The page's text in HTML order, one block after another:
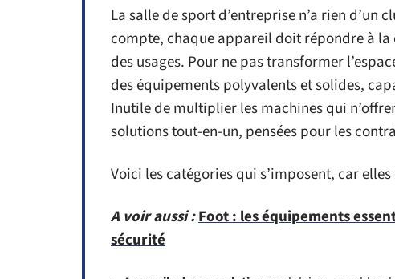
La salle de sport d’entreprise n’a rien d’un
compte, chaque appareil doit répondre à
des usages. Pour ne pas transformer
des équipements polyvalents et solides,
Inutile de multiplier les machines qui
solutions tout-en-un, pensées pour les
Voici les catégories qui s’imposent, car
A voir aussi :Foot : les équipements
sécurité